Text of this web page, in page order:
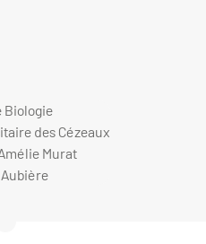
Biologie
des Cézeaux
Murat
Aubière